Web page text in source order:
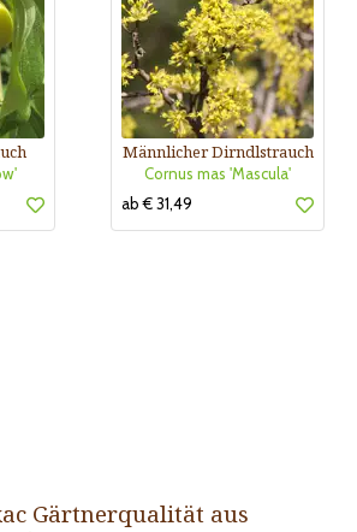
Männlicher Dirndlstrauch
Cornus mas 'Mascula'
ab € 31,49
Gärtnerqualität aus